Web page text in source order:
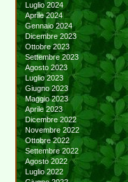
Luglio 2024
Aprile 2024
Gennaio 2024
Dicembre 2023
Ottobre 2023
Settembre 2023
Agosto 2023
Luglio 2023
Giugno 2023
Maggio 2023
Aprile 2023
Dicembre 2022
Novembre 2022
Ottobre 2022
Settembre 2022
Agosto 2022
Luglio 2022